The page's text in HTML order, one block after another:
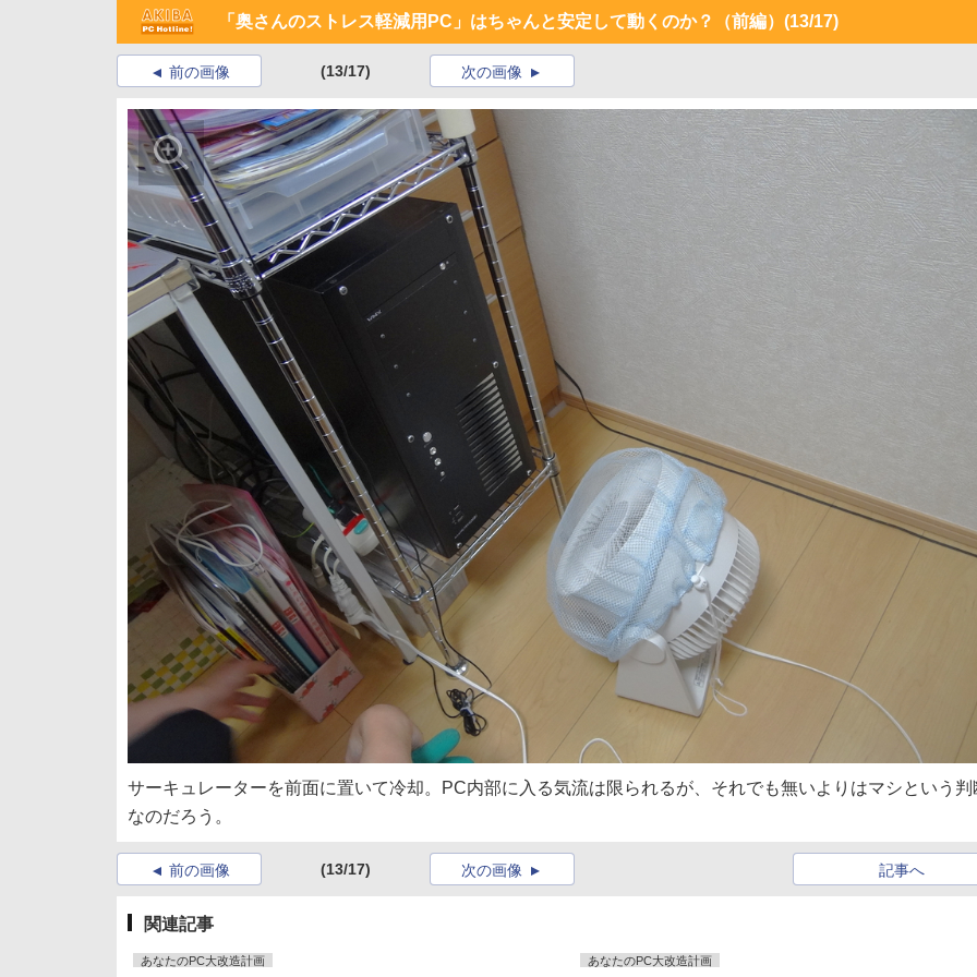
「奥さんのストレス軽減用PC」はちゃんと安定して動くのか？（前編） (13/17)
前の画像 (13/17) 次の画像
サーキュレーターを前面に置いて冷却。PC内部に入る気流は限られるが、それでも無いよりはマシという判
なのだろう。
前の画像 (13/17) 記事へ
次の画像
関連記事
あなたのPC大改造計画 あなたのPC大改造計画